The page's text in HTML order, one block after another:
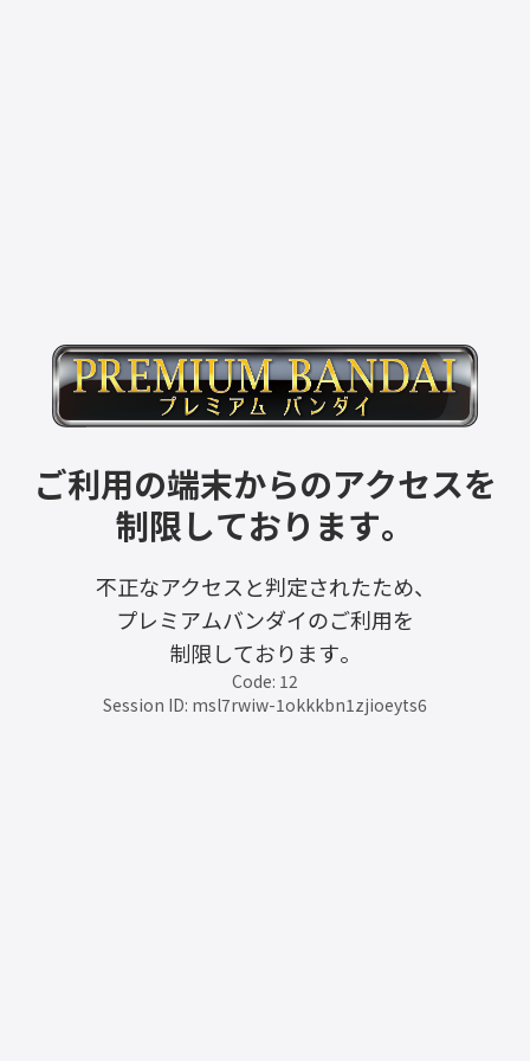
ご利用の端末からのアクセスを
制限しております。
不正なアクセスと判定されたため、
プレミアムバンダイのご利用を
制限しております。
Code: 12
Session ID: msl7rwiw-1okkkbn1zjioeyts6